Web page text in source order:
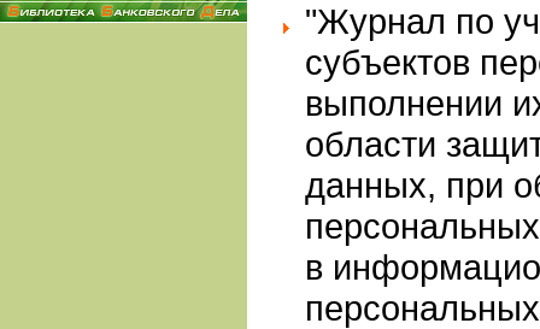
"Журнал по
субъектов
выполнении
области
данных, при
в